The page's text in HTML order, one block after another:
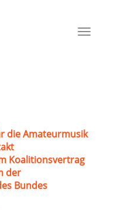
Toggle
die Amateurmusik
Koalitionsvertrag
der
Bundes